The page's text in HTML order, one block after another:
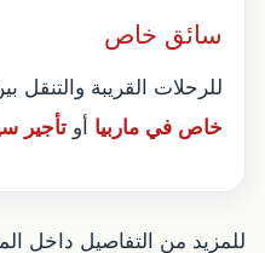
سائق خاص
للرحلات القريبة والتنقل
خاص في ماربيا أو تأجير
للمزيد من التفاصيل داخل